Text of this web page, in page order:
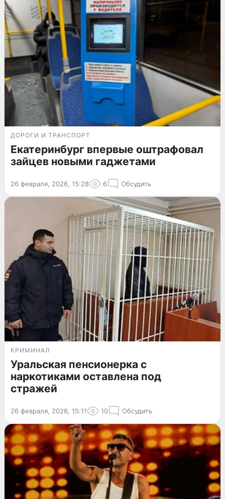
ДОРОГИ И ТРАНСПОРТ
Екатеринбург впервые оштрафовал
зайцев новыми гаджетами
26 февраля, 2026, 15:28 6 Обсудить
КРИМИНАЛ
Уральская пенсионерка с
наркотиками оставлена под
стражей
26 февраля, 2026, 15:11 10 Обсудить